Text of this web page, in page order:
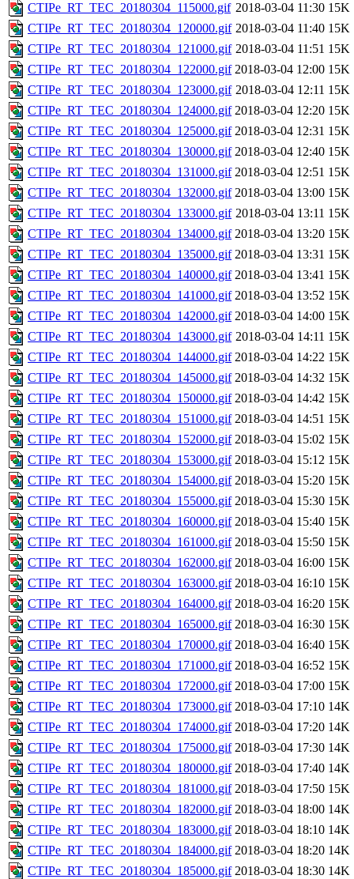
CTIPe_RT_TEC_20180304_115000.gif 2018-03-04 11:30 15K
CTIPe_RT_TEC_20180304_120000.gif 2018-03-04 11:40 15K
CTIPe_RT_TEC_20180304_121000.gif 2018-03-04 11:51 15K
CTIPe_RT_TEC_20180304_122000.gif 2018-03-04 12:00 15K
CTIPe_RT_TEC_20180304_123000.gif 2018-03-04 12:11 15K
CTIPe_RT_TEC_20180304_124000.gif 2018-03-04 12:20 15K
CTIPe_RT_TEC_20180304_125000.gif 2018-03-04 12:31 15K
CTIPe_RT_TEC_20180304_130000.gif 2018-03-04 12:40 15K
CTIPe_RT_TEC_20180304_131000.gif 2018-03-04 12:51 15K
CTIPe_RT_TEC_20180304_132000.gif 2018-03-04 13:00 15K
CTIPe_RT_TEC_20180304_133000.gif 2018-03-04 13:11 15K
CTIPe_RT_TEC_20180304_134000.gif 2018-03-04 13:20 15K
CTIPe_RT_TEC_20180304_135000.gif 2018-03-04 13:31 15K
CTIPe_RT_TEC_20180304_140000.gif 2018-03-04 13:41 15K
CTIPe_RT_TEC_20180304_141000.gif 2018-03-04 13:52 15K
CTIPe_RT_TEC_20180304_142000.gif 2018-03-04 14:00 15K
CTIPe_RT_TEC_20180304_143000.gif 2018-03-04 14:11 15K
CTIPe_RT_TEC_20180304_144000.gif 2018-03-04 14:22 15K
CTIPe_RT_TEC_20180304_145000.gif 2018-03-04 14:32 15K
CTIPe_RT_TEC_20180304_150000.gif 2018-03-04 14:42 15K
CTIPe_RT_TEC_20180304_151000.gif 2018-03-04 14:51 15K
CTIPe_RT_TEC_20180304_152000.gif 2018-03-04 15:02 15K
CTIPe_RT_TEC_20180304_153000.gif 2018-03-04 15:12 15K
CTIPe_RT_TEC_20180304_154000.gif 2018-03-04 15:20 15K
CTIPe_RT_TEC_20180304_155000.gif 2018-03-04 15:30 15K
CTIPe_RT_TEC_20180304_160000.gif 2018-03-04 15:40 15K
CTIPe_RT_TEC_20180304_161000.gif 2018-03-04 15:50 15K
CTIPe_RT_TEC_20180304_162000.gif 2018-03-04 16:00 15K
CTIPe_RT_TEC_20180304_163000.gif 2018-03-04 16:10 15K
CTIPe_RT_TEC_20180304_164000.gif 2018-03-04 16:20 15K
CTIPe_RT_TEC_20180304_165000.gif 2018-03-04 16:30 15K
CTIPe_RT_TEC_20180304_170000.gif 2018-03-04 16:40 15K
CTIPe_RT_TEC_20180304_171000.gif 2018-03-04 16:52 15K
CTIPe_RT_TEC_20180304_172000.gif 2018-03-04 17:00 15K
CTIPe_RT_TEC_20180304_173000.gif 2018-03-04 17:10 14K
CTIPe_RT_TEC_20180304_174000.gif 2018-03-04 17:20 14K
CTIPe_RT_TEC_20180304_175000.gif 2018-03-04 17:30 14K
CTIPe_RT_TEC_20180304_180000.gif 2018-03-04 17:40 14K
CTIPe_RT_TEC_20180304_181000.gif 2018-03-04 17:50 15K
CTIPe_RT_TEC_20180304_182000.gif 2018-03-04 18:00 14K
CTIPe_RT_TEC_20180304_183000.gif 2018-03-04 18:10 14K
CTIPe_RT_TEC_20180304_184000.gif 2018-03-04 18:20 14K
CTIPe_RT_TEC_20180304_185000.gif 2018-03-04 18:30 14K